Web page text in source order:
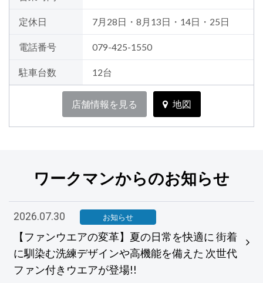
定休日 7月28日・8月13日・14日・25日
電話番号 079-425-1550
駐車台数 12台
店舗情報を見る 地図
ワークマンからのお知らせ
2026.07.30 お知らせ
【ファンウエアの変革】夏の日常を快適に 街着
に馴染む洗練デザインや高機能を備えた 次世代
ファン付きウエアが登場!!